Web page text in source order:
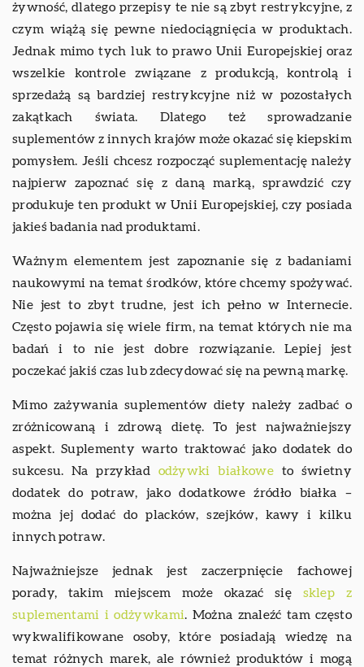
żywność, dlatego przepisy te nie są zbyt restrykcyjne, z
czym wiążą się pewne niedociągnięcia w produktach.
Jednak mimo tych luk to prawo Unii Europejskiej oraz
wszelkie kontrole związane z produkcją, kontrolą i
sprzedażą są bardziej restrykcyjne niż w pozostałych
zakątkach świata. Dlatego też sprowadzanie
suplementów z innych krajów może okazać się kiepskim
pomysłem. Jeśli chcesz rozpocząć suplementację należy
najpierw zapoznać się z daną marką, sprawdzić czy
produkuje ten produkt w Unii Europejskiej, czy posiada
jakieś badania nad produktami.
Ważnym elementem jest zapoznanie się z badaniami
naukowymi na temat środków, które chcemy spożywać.
Nie jest to zbyt trudne, jest ich pełno w Internecie.
Często pojawia się wiele firm, na temat których nie ma
badań i to nie jest dobre rozwiązanie. Lepiej jest
poczekać jakiś czas lub zdecydować się na pewną markę.
Mimo zażywania suplementów diety należy zadbać o
zróżnicowaną i zdrową dietę. To jest najważniejszy
aspekt. Suplementy warto traktować jako dodatek do
sukcesu. Na przykład odżywki białkoweto świetny
dodatek do potraw, jako dodatkowe źródło białka –
można jej dodać do placków, szejków, kawy i kilku
innych potraw.
Najważniejsze jednak jest zaczerpnięcie fachowej
porady, takim miejscem może okazać się sklep z
suplementami i odżywkami. Można znaleźć tam często
wykwalifikowane osoby, które posiadają wiedzę na
temat różnych marek, ale również produktów i mogą